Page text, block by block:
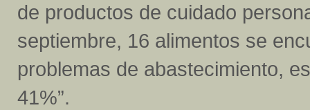
de productos de cuidado
septiembre, 16 alimentos se
problemas de abastecimiento,
41%”.